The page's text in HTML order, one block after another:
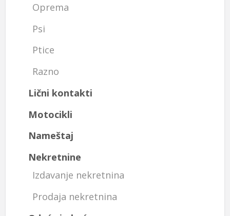
Oprema
Psi
Ptice
Razno
Lični kontakti
Motocikli
Nameštaj
Nekretnine
Izdavanje nekretnina
Prodaja nekretnina